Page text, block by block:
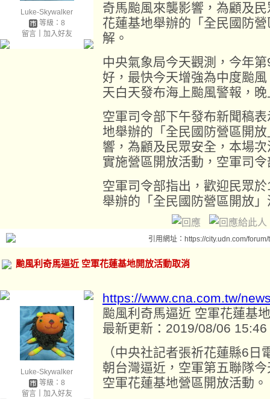
Luke-Skywalker
等級：8
留言｜ 加入好友
奇馬颱風來襲影響，為顧及
花蓮基地舉辦的「全民國防
解。
中央氣象局今天觀測，今年
好，最快今天增強為中度颱
天白天發布海上颱風警報，
空軍司令部下午發布新聞稿
地舉辦的「全民國防營區開
響，為顧及民眾安全，本場
實施營區開放活動，空軍司
空軍司令部指出，歡迎民眾
舉辦的「全民國防營區開放
引用網址：https://city.udn.com/
颱風利奇馬逼近 空軍花蓮基地開放活動取消
Luke-Skywalker
等級：8
留言｜ 加入好友
https://www.cna.com.tw/
颱風利奇馬逼近 空軍花蓮基
最新更新：2019/08/06 15:46
（中央社記者張祈花蓮縣6
朝台灣逼近，空軍第五聯隊
空軍花蓮基地營區開放活動。